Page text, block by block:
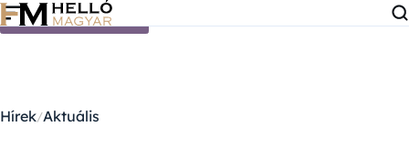
Ugrás a tartalomra
Hírek Aktuális